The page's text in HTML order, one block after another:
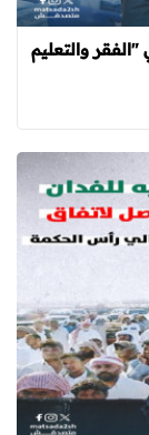
في "الفقر والتعليم